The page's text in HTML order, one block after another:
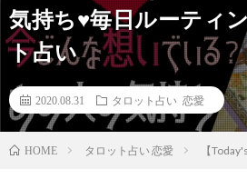
気持ち♥毎日ルーティ
ト占い
2020.08.31 タロット占い 恋愛
HOME タロット占い 恋愛 【